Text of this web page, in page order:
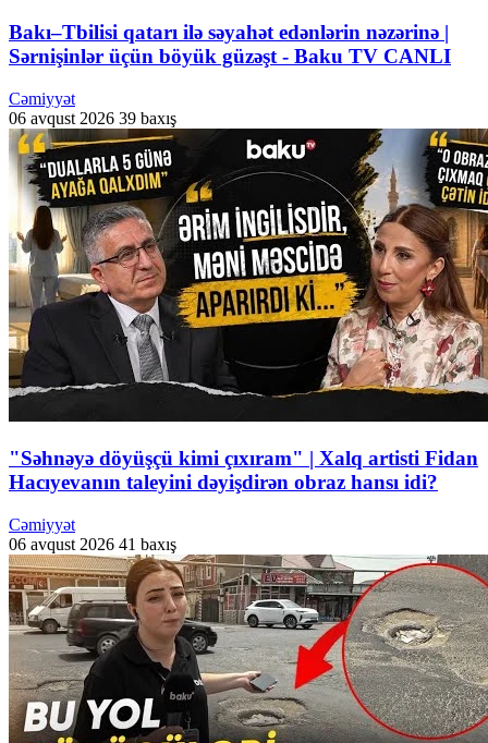
Bakı–Tbilisi qatarı ilə səyahət edənlərin nəzərinə |
Sərnişinlər üçün böyük güzəşt - Baku TV CANLI
Cəmiyyət
06 avqust 2026 39 baxış
"Səhnəyə döyüşçü kimi çıxıram" | Xalq artisti Fidan
Hacıyevanın taleyini dəyişdirən obraz hansı idi?
Cəmiyyət
06 avqust 2026 41 baxış